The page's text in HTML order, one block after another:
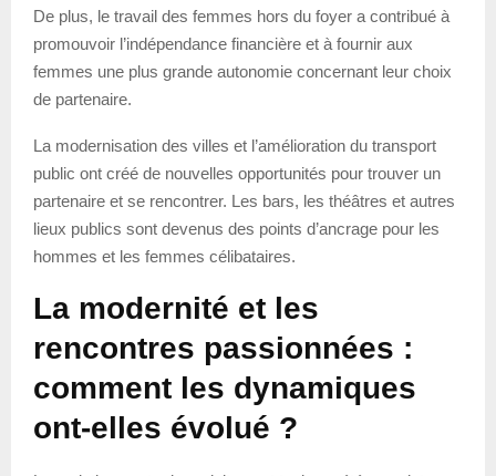
De plus, le travail des femmes hors du foyer a contribué à
promouvoir l’indépendance financière et à fournir aux
femmes une plus grande autonomie concernant leur choix
de partenaire.
La modernisation des villes et l’amélioration du transport
public ont créé de nouvelles opportunités pour trouver un
partenaire et se rencontrer. Les bars, les théâtres et autres
lieux publics sont devenus des points d’ancrage pour les
hommes et les femmes célibataires.
La modernité et les
rencontres passionnées :
comment les dynamiques
ont-elles évolué ?